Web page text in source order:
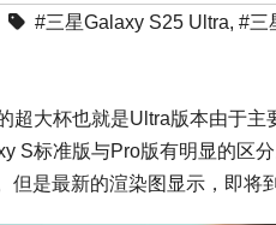
#三星Galaxy S25 Ultra, #三
超大杯也就是Ultra版本由于
S标准版与Pro版有明显的区
但是最新的渲染图显示，即将